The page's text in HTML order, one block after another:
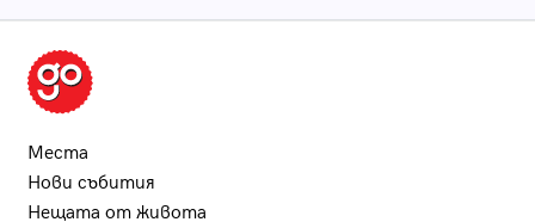
Места
Нови събития
Нещата от живота